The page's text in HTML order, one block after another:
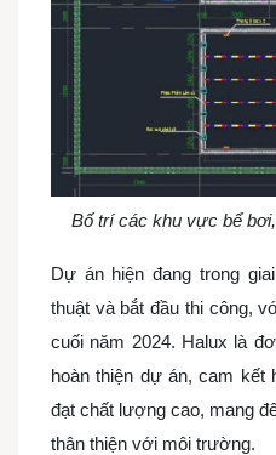
Bố trí các khu vực bể
Dự án hiện đang trong
thuật và bắt đầu thi công,
cuối năm 2024. Halux là
hoàn thiện dự án, cam kết
đạt chất lượng cao, mang
thân thiện với môi trường.